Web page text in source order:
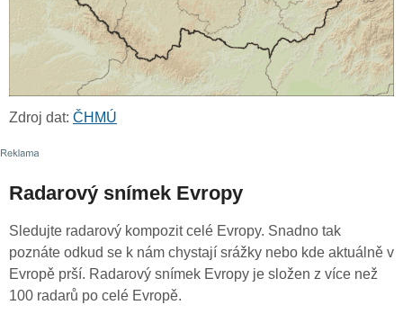
Zdroj dat: ČHMÚ
Radarový snímek Evropy
Sledujte radarový kompozit celé Evropy. Snadno tak
poznáte odkud se k nám chystají srážky nebo kde aktuálně v
Evropě prší. Radarový snímek Evropy je složen z více než
100 radarů po celé Evropě.